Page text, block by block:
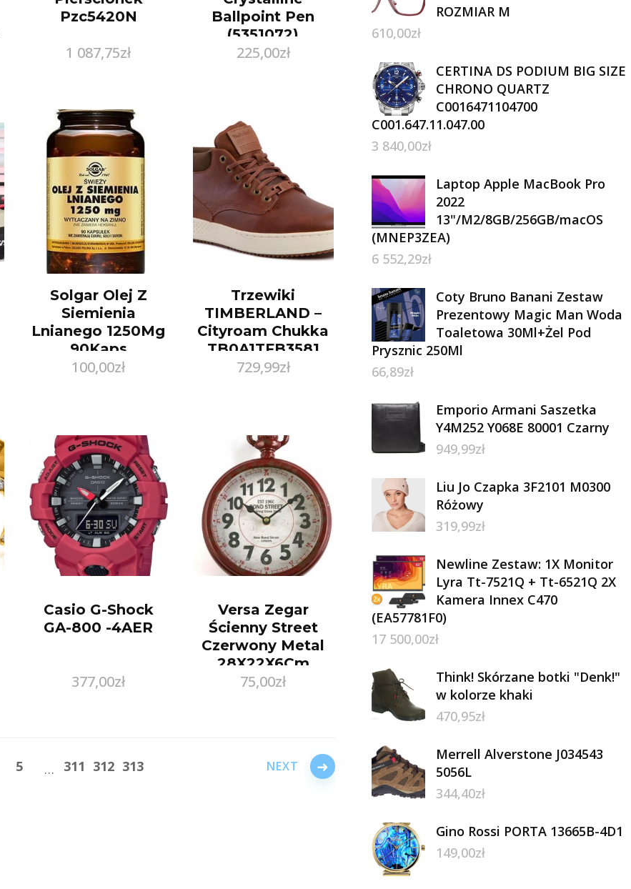
Pzc5420N
1 087,75zł
Ballpoint Pen
(5351072)
225,00zł
Solgar Olej Z
Siemienia
Lnianego 1250Mg
90Kaps
100,00zł
Trzewiki
TIMBERLAND –
Cityroam Chukka
TB0A1TFB3581
Md Brown Full
729,99zł
Casio G-Shock
GA-800 -4AER
377,00zł
Versa Zegar
Ścienny Street
Czerwony Metal
28X22X6Cm
75,00zł
5 … 311 312 313 →
ROZMIAR M
610,00zł
CERTINA DS PODIUM BIG SIZE
CHRONO QUARTZ
C0016471104700
C001.647.11.047.00
3 840,00zł
Laptop Apple MacBook Pro
2022
13"/M2/8GB/256GB/macOS
(MNEP3ZEA)
6 552,29zł
Coty Bruno Banani Zestaw
Prezentowy Magic Man Woda
Toaletowa 30Ml+Żel Pod
Prysznic 250Ml
66,89zł
Emporio Armani Saszetka
Y4M252 Y068E 80001 Czarny
949,99zł
Liu Jo Czapka 3F2101 M0300
Różowy
319,99zł
Newline Zestaw: 1X Monitor
Lyra Tt-7521Q + Tt-6521Q 2X
Kamera Innex C470
(EA57781F0)
17 500,00zł
Think! Skórzane botki "Denk!"
w kolorze khaki
470,95zł
Merrell Alverstone J034543
5056L
344,40zł
Gino Rossi PORTA 13665B-4D1
149,00zł